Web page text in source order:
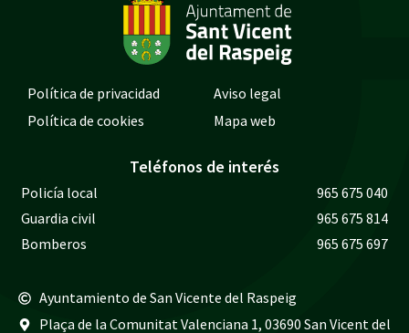
Política de privacidad
Aviso legal
Política de cookies
Mapa web
Teléfonos de interés
Policía local
965 675 040
Guardia civil
965 675 814
Bomberos
965 675 697
Ayuntamiento de San Vicente del Raspeig
Plaça de la Comunitat Valenciana 1, 03690 San Vicent del